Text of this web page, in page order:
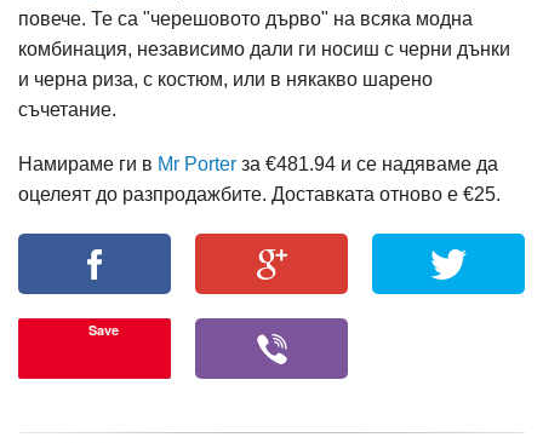
повече. Те са "черешовото дърво" на всяка модна
комбинация, независимо дали ги носиш с черни дънки
и черна риза, с костюм, или в някакво шарено
съчетание.
Намираме ги в Mr Porter за €481.94 и се надяваме да
оцелеят до разпродажбите. Доставката отново е €25.
Save